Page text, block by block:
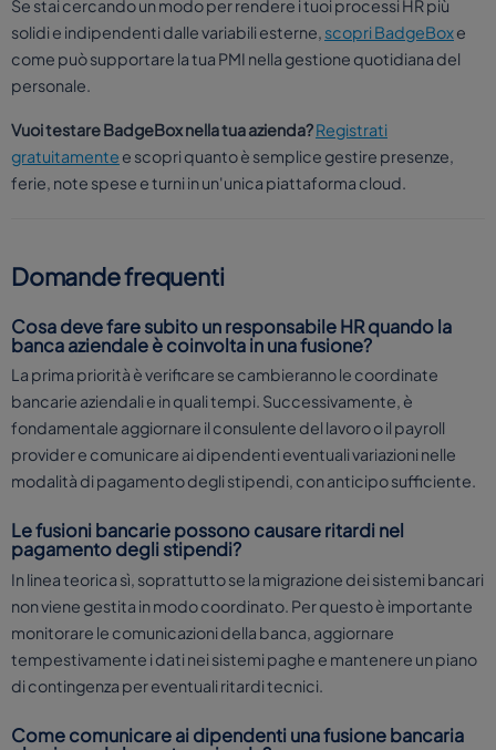
Se stai cercando un modo per rendere i tuoi processi HR più
solidi e indipendenti dalle variabili esterne, scopri BadgeBoxe
come può supportare la tua PMI nella gestione quotidiana del
personale.
Vuoi testare BadgeBox nella tua azienda?Registrati
gratuitamente e scopri quanto è semplice gestire presenze,
ferie, note spese e turni in un'unica piattaforma cloud.
Domande frequenti
Cosa deve fare subito un responsabile HR quando la
banca aziendale è coinvolta in una fusione?
La prima priorità è verificare se cambieranno le coordinate
bancarie aziendali e in quali tempi. Successivamente, è
fondamentale aggiornare il consulente del lavoro o il payroll
provider e comunicare ai dipendenti eventuali variazioni nelle
modalità di pagamento degli stipendi, con anticipo sufficiente.
Le fusioni bancarie possono causare ritardi nel
pagamento degli stipendi?
In linea teorica sì, soprattutto se la migrazione dei sistemi bancari
non viene gestita in modo coordinato. Per questo è importante
monitorare le comunicazioni della banca, aggiornare
tempestivamente i dati nei sistemi paghe e mantenere un piano
di contingenza per eventuali ritardi tecnici.
Come comunicare ai dipendenti una fusione bancaria